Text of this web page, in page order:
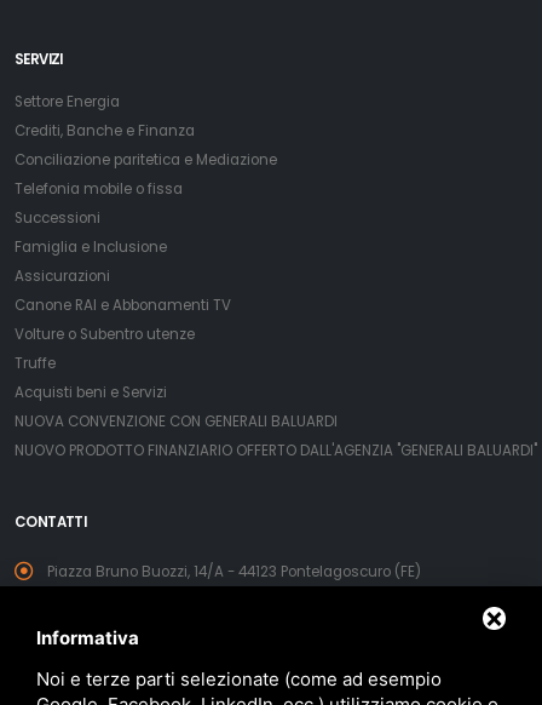
SERVIZI
Settore Energia
Crediti, Banche e Finanza
Conciliazione paritetica e Mediazione
Telefonia mobile o fissa
Successioni
Famiglia e Inclusione
Assicurazioni
Canone RAI e Abbonamenti TV
Volture o Subentro utenze
Truffe
Acquisti beni e Servizi
NUOVA CONVENZIONE CON GENERALI BALUARDI
NUOVO PRODOTTO FINANZIARIO OFFERTO DALL'AGENZIA "GENERALI BALUARDI"
CONTATTI
Piazza Bruno Buozzi, 14/A - 44123 Pontelagoscuro (FE)
ferrara@legaconsumatori.it
+39 0425 727691
Informativa
Noi e terze parti selezionate (come ad esempio